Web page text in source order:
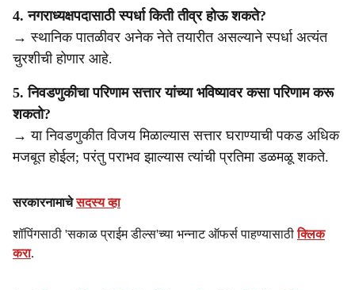
4. नगराध्यक्षपदासाठी स्पर्धा किती तीव्र होऊ शकते?
→ स्थानिक पातळीवर अनेक नेते तयारीत असल्याने स्पर्धा अत्यंत
चुरशीची होणार आहे.
5. निवडणुकीचा परिणाम सत्तार यांच्या भविष्यावर कसा परिणाम करू
शकतो?
→ या निवडणुकीत विजय मिळाल्यास सत्तार घराण्याची पकड अधिक
मजबूत होईल; परंतु पराभव झाल्यास त्यांची प्रतिमा डळमळू शकते.
सरकारनामाचेसदस्य व्हा
शॉपिंगसाठी 'सकाळ प्राईम डील्स'च्या भन्नाट ऑफर्स पाहण्यासाठीक्लिक
करा.